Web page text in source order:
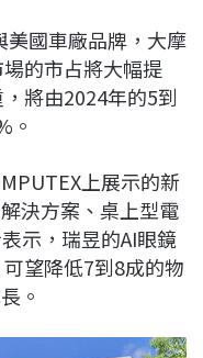
美國車廠品牌，大摩
的市占將大幅提
將由2024年的5到
。
上展示的新
決方案、桌上型電
示，瑞昱的AI眼鏡
望降低7到8成的物
。